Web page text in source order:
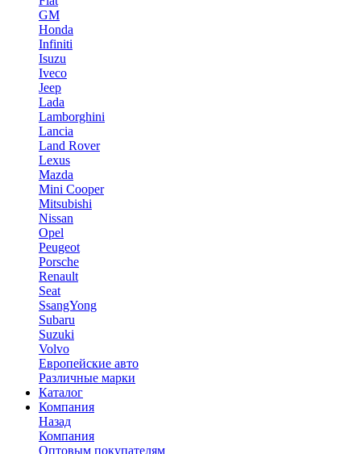
GM
Honda
Infiniti
Isuzu
Iveco
Jeep
Lada
Lamborghini
Lancia
Land Rover
Lexus
Mazda
Mini Cooper
Mitsubishi
Nissan
Opel
Peugeot
Porsche
Renault
Seat
SsangYong
Subaru
Suzuki
Volvo
Европейские авто
Различные марки
Каталог
Компания
Назад
Компания
Оптовым покупателям